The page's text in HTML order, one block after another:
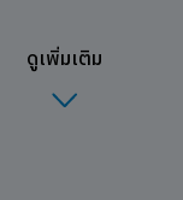
ดูเพิ่มเติม